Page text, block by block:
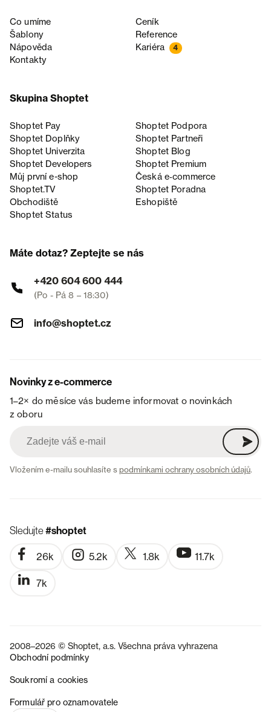
Co umíme
Ceník
Šablony
Reference
Nápověda
Kariéra 4
Kontakty
Skupina Shoptet
Shoptet Pay
Shoptet Podpora
Shoptet Doplňky
Shoptet Partneři
Shoptet Univerzita
Shoptet Blog
Shoptet Developers
Shoptet Premium
Můj první e-shop
Česká e‑commerce
Shoptet.TV
Shoptet Poradna
Obchodiště
Eshopiště
Shoptet Status
Máte dotaz? Zeptejte se nás
+420 604 600 444
(Po - Pá 8 – 18:30)
info@shoptet.cz
Novinky z e-commerce
1–2× do měsíce vás budeme informovat o novinkách
z oboru
Vložením e-mailu souhlasíte spodmínkami ochrany osobních údajů.
Sledujte#shoptet
26k 5.2k 1.8k 11.7k
7k
2008–2026 © Shoptet, a.s. Všechna práva vyhrazena
Obchodní podmínky
Soukromí a cookies
Formulář pro oznamovatele